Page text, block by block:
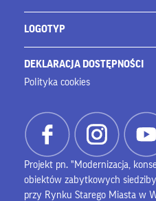
LOGOTYP
DEKLARACJA DOSTĘPNOŚCI
Polityka cookies
Projekt pn. "Modernizacja,
obiektów zabytkowych
przy Rynku Starego Miasta w